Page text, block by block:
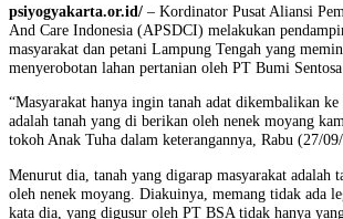
psiyogyakarta.or.id/ – Kordinator Pusat Aliansi
And Care Indonesia (APSDCI) melakukan
masyarakat dan petani Lampung Tengah yang
menyerobotan lahan pertanian oleh PT Bumi
“Masyarakat hanya ingin tanah adat dikembalikan
adalah tanah yang di berikan oleh nenek moyang
tokoh Anak Tuha dalam keterangannya, Rabu (27/09/
Menurut dia, tanah yang digarap masyarakat adalah
oleh nenek moyang. Diakuinya, memang tidak ada
kata dia, yang digusur oleh PT BSA tidak hanya